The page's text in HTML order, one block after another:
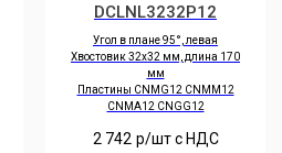
DCLNL3232P12
Угол в плане 95°, левая
Хвостовик 32х32 мм, длина 170
мм
Пластины CNMG12 CNMM12
CNMA12 CNGG12
2 742 р/шт c НДС